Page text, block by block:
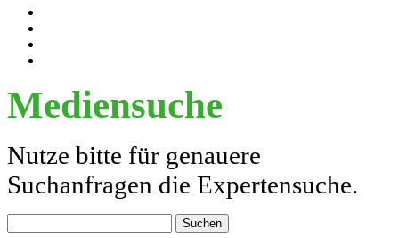
Mediensuche
Nutze bitte für genauere
Suchanfragen die Expertensuche.